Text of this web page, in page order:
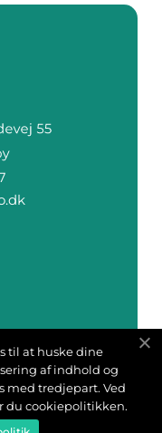
til at huske dine
af indhold og
med tredjepart. Ved
du cookiepolitikken.